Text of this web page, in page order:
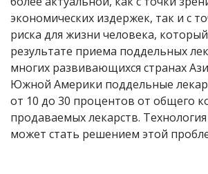
экономических издержек, так и с
риска для жизни человека,
результате приема поддельных
многих развивающихся странах
Южной Америки поддельные
от 10 до 30 процентов от общего
продаваемых лекарств.
может стать решением этой